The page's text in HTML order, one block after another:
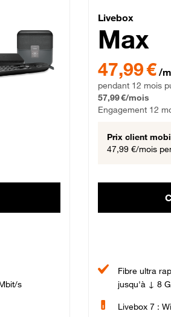
€ par mois, Engagement 12 mois
s
Livebox
Max
47,99 € par mois
47,99 € /
pendant 12 mois
57,99 €/mois
Engagement 12
Prix client
47,99 €/mois
Fibre ultra
jusqu'à ↓ 8
Livebox 7 :